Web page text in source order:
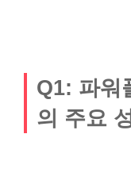
Q1: 파워
의 주요